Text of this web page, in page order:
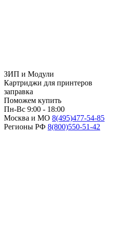
ЗИП и Модули
Картриджи для принтеров
заправка
Поможем купить
Пн-Вс 9:00 - 18:00
Москва и МО 8(495)477-54-85
Регионы РФ 8(800)550-51-42